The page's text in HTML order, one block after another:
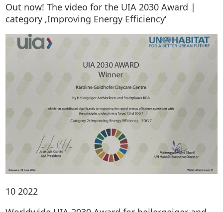
Out now! The video for the UIA 2030 Award |
category ‚Improving Energy Efficiency‘
10 2022